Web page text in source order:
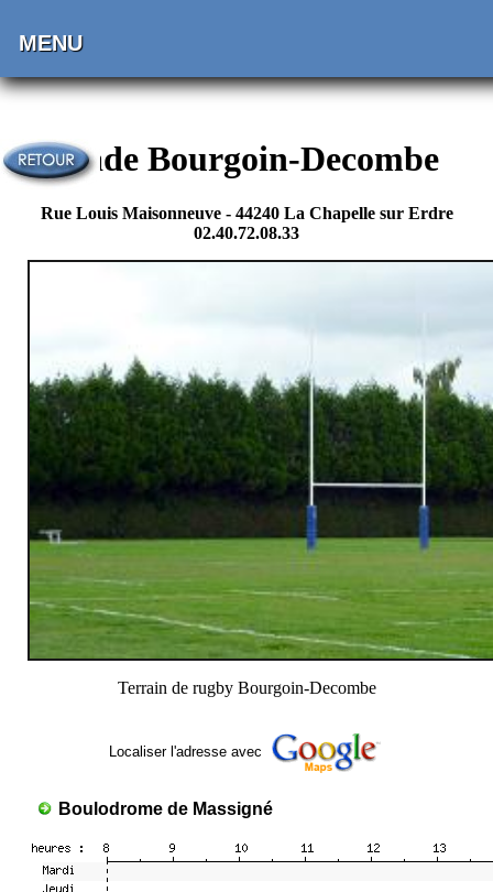
MENU
Stade Bourgoin-Decombe
Rue Louis Maisonneuve - 44240 La Chapelle sur Erdre
02.40.72.08.33
Terrain de rugby Bourgoin-Decombe
Localiser l'adresse avec
Boulodrome de Massigné